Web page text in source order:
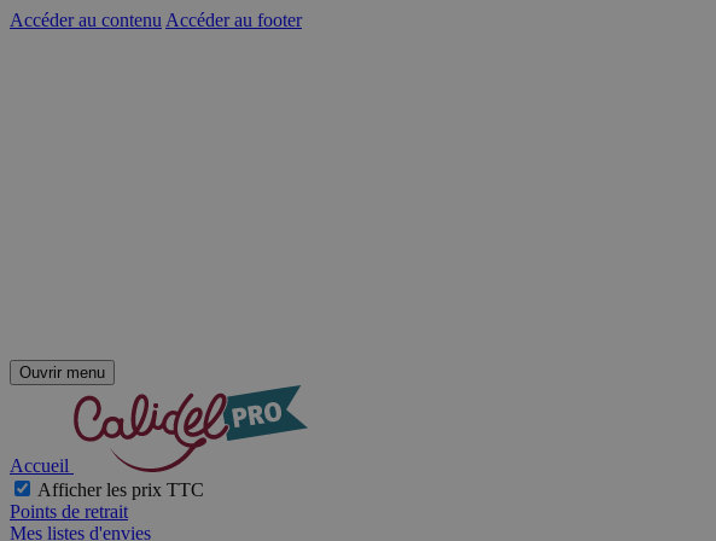
Accéder au contenu Accéder au footer
Ouvrir menu
Accueil
Afficher les prix TTC
Points de retrait
Mes listes d'envies